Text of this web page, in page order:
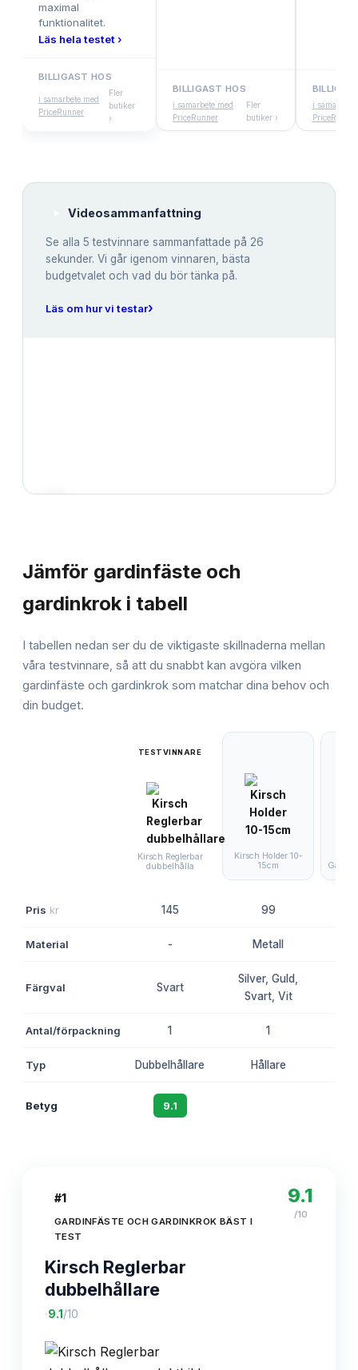
maximal
funktionalitet.
Läs hela testet ›
BILLIGAST HOS
i samarbete med
PriceRunner
Fler
butiker
›
BILLIGAST HOS
i samarbete med
PriceRunner
Fler
butiker ›
i samarbete
PriceRunner
Videosammanfattning
Se alla 5 testvinnare sammanfattade på 26
sekunder. Vi går igenom vinnaren, bästa
budgetvalet och vad du bör tänka på.
Läs om hur vi testar›
Jämför gardinfäste och
gardinkrok i tabell
I tabellen nedan ser du de viktigaste skillnaderna mellan
våra testvinnare, så att du snabbt kan avgöra vilken
gardinfäste och gardinkrok som matchar dina behov och
din budget.
TESTVINNARE
Kirsch Reglerbar
dubbelhålla
Kirsch Holder 10-
15cm
Pris kr 145 99
Material - Metall
Färgval Svart
Silver, Guld,
Svart, Vit
Antal/förpackning 1 1
Typ Dubbelhållare Hållare
Betyg 9.1
#1
GARDINFÄSTE OCH GARDINKROK BÄST I
TEST
Kirsch Reglerbar
dubbelhållare
·9.1 /10
9.1
/10